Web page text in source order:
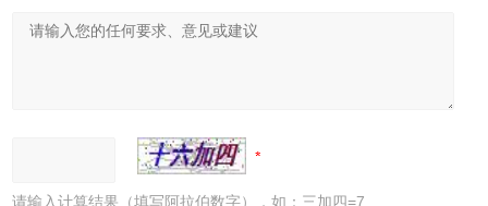
请输入计算结果（填写阿拉伯数字），如：三加四=7